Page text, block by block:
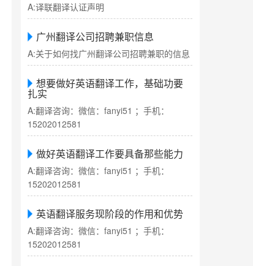
A:译联翻译认证声明
广州翻译公司招聘兼职信息
A:关于如何找广州翻译公司招聘兼职的信息
想要做好英语翻译工作，基础功要
扎实
A:翻译咨询：微信：fanyi51 ；手机：
15202012581
做好英语翻译工作要具备那些能力
A:翻译咨询：微信：fanyi51 ；手机：
15202012581
英语翻译服务现阶段的作用和优势
A:翻译咨询：微信：fanyi51 ；手机：
15202012581